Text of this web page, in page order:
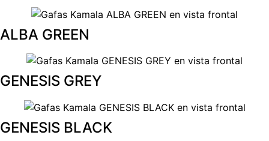
ALBA GREEN
GENESIS GREY
GENESIS BLACK